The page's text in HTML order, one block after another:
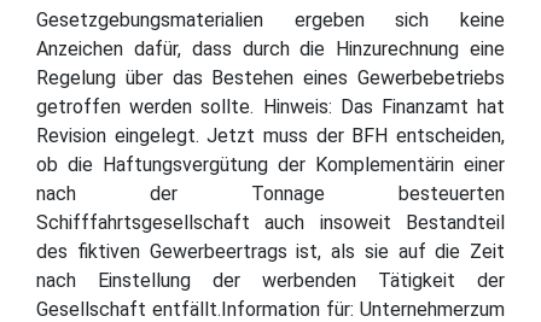
Gesetzgebungsmaterialien ergeben sich keine
Anzeichen dafür, dass durch die Hinzurechnung eine
Regelung über das Bestehen eines Gewerbebetriebs
getroffen werden sollte. Hinweis: Das Finanzamt hat
Revision eingelegt. Jetzt muss der BFH entscheiden,
ob die Haftungsvergütung der Komplementärin einer
nach der Tonnage besteuerten
Schifffahrtsgesellschaft auch insoweit Bestandteil
des fiktiven Gewerbeertrags ist, als sie auf die Zeit
nach Einstellung der werbenden Tätigkeit der
Gesellschaft entfällt.Information für: Unternehmerzum